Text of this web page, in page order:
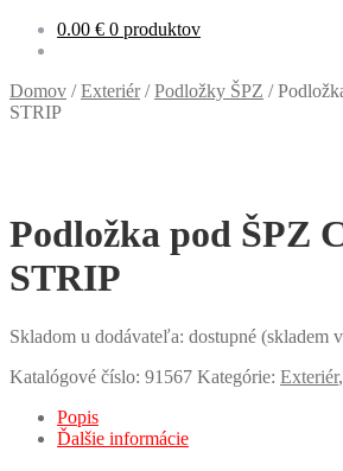
0.00 € 0 produktov
Domov /Exteriér/Podložky ŠPZ /
STRIP
Podložka pod ŠPZ
STRIP
Skladom u dodávateľa: dostupné (skladem
Katalógové číslo: 91567 Kategórie: Exteriér,
Popis
Ďalšie informácie